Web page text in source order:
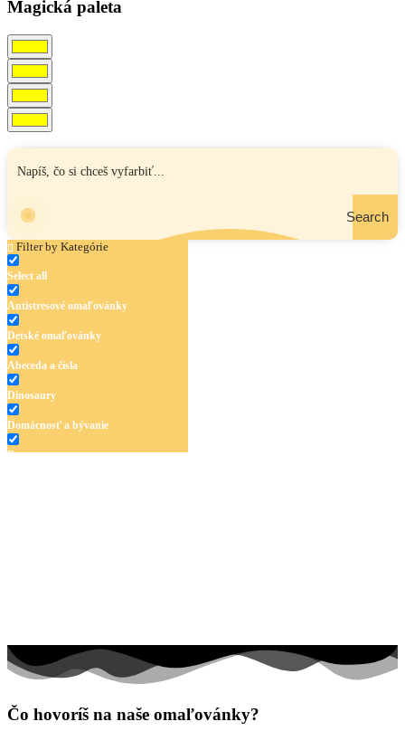
Magická paleta
Search
Filter by Kategórie
Select all
Antistresové omaľovánky
Detské omaľovánky
Abeceda a čísla
Dinosaury
Domácnosť a bývanie
Doprava
Mandaly
Ovocie a zelenina
Čo hovoríš na naše omaľovánky?